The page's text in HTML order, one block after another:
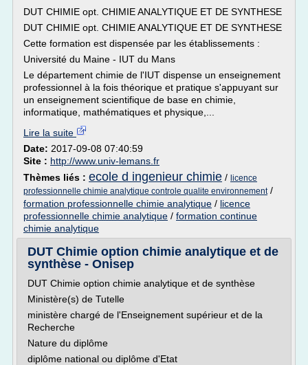
DUT CHIMIE opt. CHIMIE ANALYTIQUE ET DE SYNTHESE
DUT CHIMIE opt. CHIMIE ANALYTIQUE ET DE SYNTHESE
Cette formation est dispensée par les établissements :
Université du Maine - IUT du Mans
Le département chimie de l'IUT dispense un enseignement
professionnel à la fois théorique et pratique s'appuyant sur
un enseignement scientifique de base en chimie,
informatique, mathématiques et physique,...
Lire la suite
Date: 2017-09-08 07:40:59
Site : http://www.univ-lemans.fr
Thèmes liés : ecole d ingenieur chimie / licence
professionnelle chimie analytique controle qualite environnement/
formation professionnelle chimie analytique / licence
professionnelle chimie analytique / formation continue
chimie analytique
DUT Chimie option chimie analytique et de
synthèse - Onisep
DUT Chimie option chimie analytique et de synthèse
Ministère(s) de Tutelle
ministère chargé de l'Enseignement supérieur et de la
Recherche
Nature du diplôme
diplôme national ou diplôme d'Etat